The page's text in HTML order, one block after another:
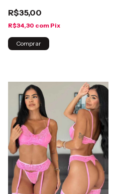
R$35,00
R$34,30 com Pix
Comprar